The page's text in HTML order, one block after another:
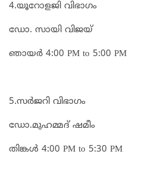
4.യൂറോളജി വിഭാഗം
ഡോ. സായി വിജയ്
ഞായർ 4:00 PM to 5:00 PM
5.സർജറി വിഭാഗം
ഡോ.മുഹമ്മദ്‌ ഷമീം
തിങ്കൾ 4:00 PM to 5:30 PM